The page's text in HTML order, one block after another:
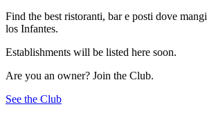
Find the best ristoranti, bar e posti dove
los Infantes.
Establishments will be listed here soon.
Are you an owner? Join the Club.
See the Club